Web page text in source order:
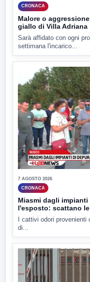
CRONACA
Malore o
giallo di Villa Adriana
Sarà affidato con ogni
settimana l'incarico...
7 AGOSTO 2026
CRONACA
Miasmi dagli
l'esposto: scattano
I cattivi odori
di...